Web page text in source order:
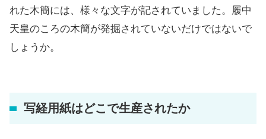
れた木簡には、様々な文字が記されていました。履中
天皇のころの木簡が発掘されていないだけではないで
しょうか。
写経用紙はどこで生産されたか